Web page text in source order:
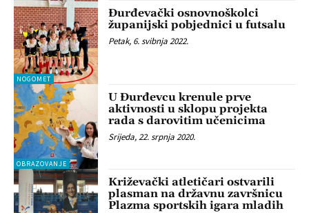
NOGOMET
Đurđevački osnovnoškolci
županijski pobjednici u futsalu
Petak, 6. svibnja 2022.
OBRAZOVANJE
U Đurđevcu krenule prve
aktivnosti u sklopu projekta
rada s darovitim učenicima
Srijeda, 22. srpnja 2020.
Križevački atletičari ostvarili
plasman na državnu završnicu
Plazma sportskih igara mladih